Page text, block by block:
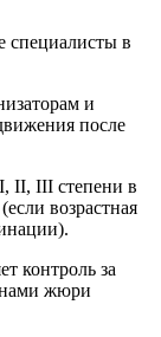
специалисты в
и
после
II, III степени в
возрастная
контроль за
жюри